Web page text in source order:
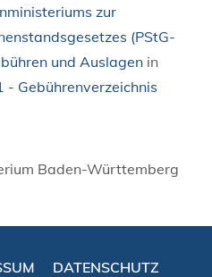
zur
(PStG-
und Auslagen in
- Gebührenverzeichnis
Baden-Württemberg
DATENSCHUTZ